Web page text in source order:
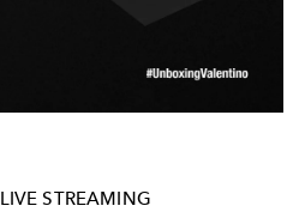
LIVE STREAMING